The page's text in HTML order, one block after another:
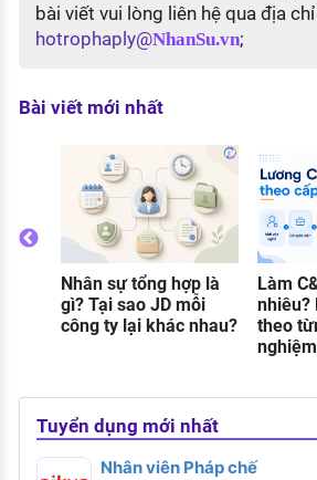
bài viết vui lòng liên hệ qua địa
hotrophaply@NhanSu.vn;
Bài viết mới nhất
Nhân sự tổng hợp là
gì? Tại sao JD mỗi
công ty lại khác nhau?
Làm
nhiêu?
theo
nghiệm
Tuyển dụng mới nhất
Nhân viên Pháp chế